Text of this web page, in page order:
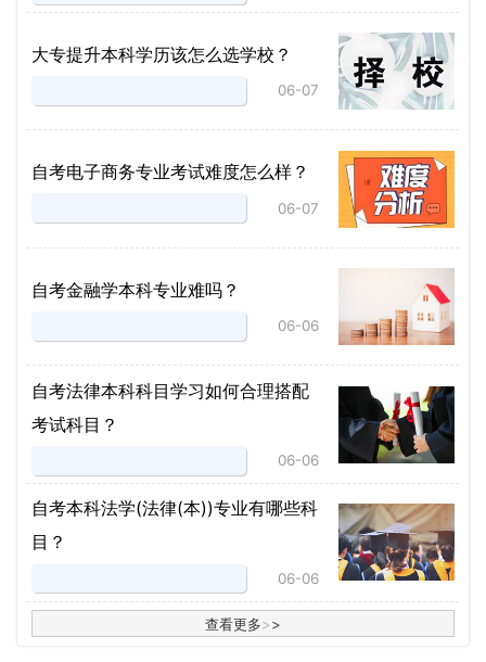
大专提升本科学历该怎么选学校？
06-07
自考电子商务专业考试难度怎么样？
06-07
自考金融学本科专业难吗？
06-06
自考法律本科科目学习如何合理搭配
考试科目？
06-06
​自考本科法学(法律(本))专业有哪些科
目？
06-06
查看更多>>